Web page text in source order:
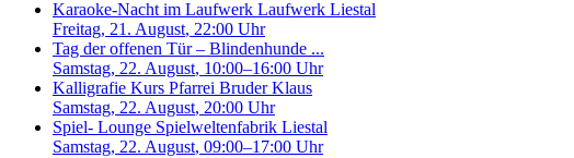
Karaoke-Nacht im Laufwerk Laufwerk Liestal
Freitag, 21. August, 22:00 Uhr
Tag der offenen Tür – Blindenhunde ...
Samstag, 22. August, 10:00–16:00 Uhr
Kalligrafie Kurs Pfarrei Bruder Klaus
Samstag, 22. August, 20:00 Uhr
Spiel- Lounge Spielweltenfabrik Liestal
Samstag, 22. August, 09:00–17:00 Uhr